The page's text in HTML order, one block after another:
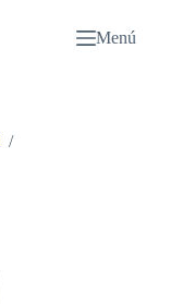
Menú
/